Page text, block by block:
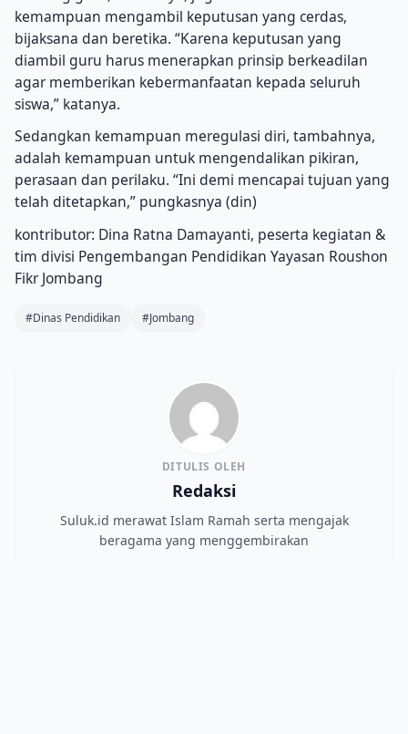
kemampuan mengambil keputusan yang cerdas,
bijaksana dan beretika. “Karena keputusan yang
diambil guru harus menerapkan prinsip berkeadilan
agar memberikan kebermanfaatan kepada seluruh
siswa,” katanya.
Sedangkan kemampuan meregulasi diri, tambahnya,
adalah kemampuan untuk mengendalikan pikiran,
perasaan dan perilaku. “Ini demi mencapai tujuan yang
telah ditetapkan,” pungkasnya (din)
kontributor: Dina Ratna Damayanti, peserta kegiatan &
tim divisi Pengembangan Pendidikan Yayasan Roushon
Fikr Jombang
#Dinas Pendidikan #Jombang
DITULIS OLEH
Redaksi
Suluk.id merawat Islam Ramah serta mengajak
beragama yang menggembirakan